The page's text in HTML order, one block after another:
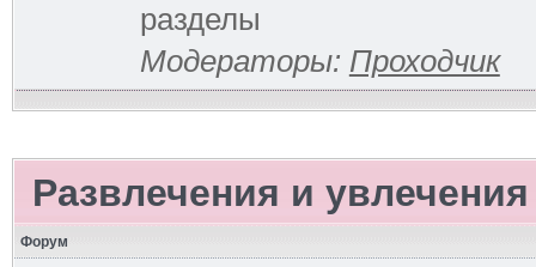
разделы
Модераторы: Проходчик
Развлечения и увлечения
Форум